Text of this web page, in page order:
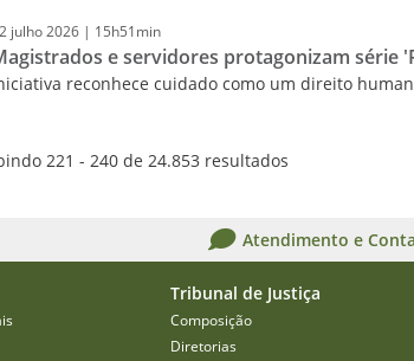
julho2026 | 15h51min
e servidores protagonizam série
reconhece cuidado como um direito
221 - 240 de 24.853 resultados
Atendimento e
Tribunal de Justiça
Composição
Diretorias